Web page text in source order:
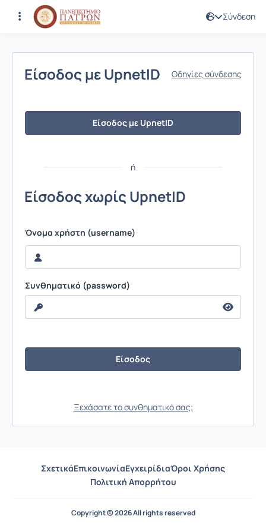
Σύνδεση
Σύνδεση
Είσοδος με UpnetID Οδηγίες σύνδεσης
Είσοδος με UpnetID
ή
Είσοδος χωρίς UpnetID
Όνομα χρήστη (username)
Συνθηματικό (password)
Ξεχάσατε το συνθηματικό σας;
ΣχετικάΕπικοινωνίαΕγχειρίδιαΌροι Χρήσης
Πολιτική Απορρήτου
Copyright © 2026 All rights reserved